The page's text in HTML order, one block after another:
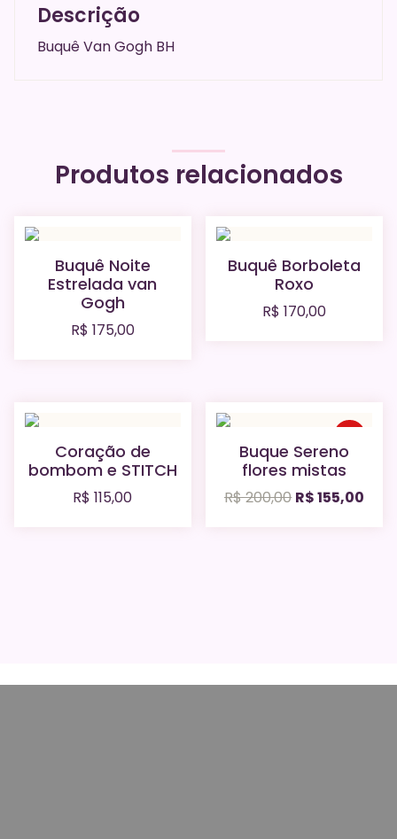
Descrição
Buquê Van Gogh BH
Produtos relacionados
Buquê Noite
Estrelada van
Gogh
R$ 175,00
Buquê Borboleta
Roxo
R$ 170,00
Coração de
bombom e STITCH
R$ 115,00
Buque Sereno
flores mistas
R$200,00 O
R$155,00